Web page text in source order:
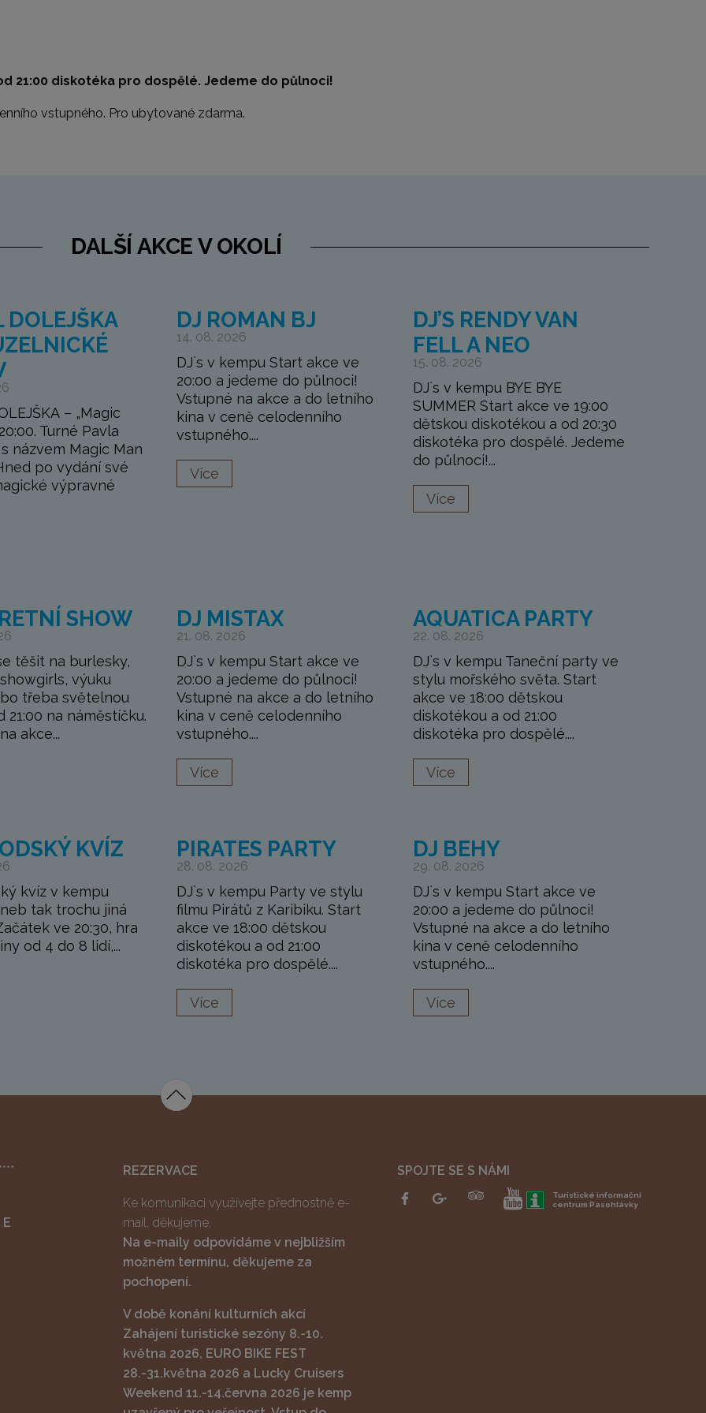
21:00 diskotéka pro dospělé. Jedeme do půlnoci!
vstupného. Pro ubytované zdarma.
DALŠÍ AKCE V OKOLÍ
DOLEJŠKA
– „Magic
Turné Pavla
názvem Magic Man
po vydání své
výpravné
DJ ROMAN BJ
14. 08. 2026
DJ`s v kempu Start akce ve
20:00 a jedeme do půlnoci!
Vstupné na akce a do letního
kina v ceně celodenního
vstupného....
Více
DJ’S RENDY VAN
FELL A NEO
15. 08. 2026
DJ`s v kempu BYE BYE
SUMMER Start akce ve 19:00
dětskou diskotékou a od 20:30
diskotéka pro dospělé. Jedeme
do půlnoci!...
Více
SHOW
těšit na burlesky,
výuku
třeba světelnou
21:00 na náměstíčku.
akce...
DJ MISTAX
21. 08. 2026
DJ`s v kempu Start akce ve
20:00 a jedeme do půlnoci!
Vstupné na akce a do letního
kina v ceně celodenního
vstupného....
Více
AQUATICA PARTY
22. 08. 2026
DJ`s v kempu Taneční party ve
stylu mořského světa. Start
akce ve 18:00 dětskou
diskotékou a od 21:00
diskotéka pro dospělé....
Více
KVÍZ
kvíz v kempu
tak trochu jiná
ve 20:30, hra
od 4 do 8 lidí,...
PIRATES PARTY
28. 08. 2026
DJ`s v kempu Party ve stylu
filmu Pirátů z Karibiku. Start
akce ve 18:00 dětskou
diskotékou a od 21:00
diskotéka pro dospělé....
Více
DJ BEHY
29. 08. 2026
DJ`s v kempu Start akce ve
20:00 a jedeme do půlnoci!
Vstupné na akce a do letního
kina v ceně celodenního
vstupného....
Více
REZERVACE
Ke komunikaci využívejte přednostně e-
mail, děkujeme.
Na e-maily odpovídáme v nejbližším
možném termínu, děkujeme za
pochopení.
V době konání kulturních akcí
Zahájení turistické sezóny 8.-10.
května 2026, EURO BIKE FEST
28.-31.května 2026 a Lucky Cruisers
Weekend 11.-14.června 2026 je kemp
SPOJTE SE S NÁMI
Turistické informační
centrum Pasohlávky